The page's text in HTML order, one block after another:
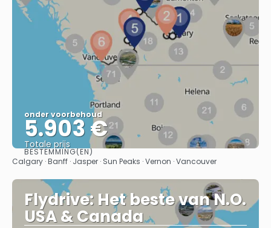
onder voorbehoud
5.903 €
Totale prijs
Bekijk
BESTEMMING(EN)
Calgary · Banff · Jasper · Sun Peaks · Vernon · Vancouver
Flydrive: Het beste van N.O.
USA & Canada